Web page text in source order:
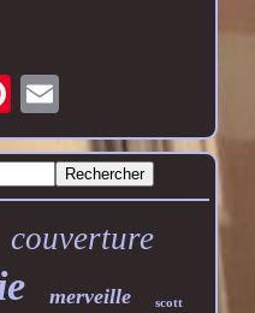
couverture
merveille scott